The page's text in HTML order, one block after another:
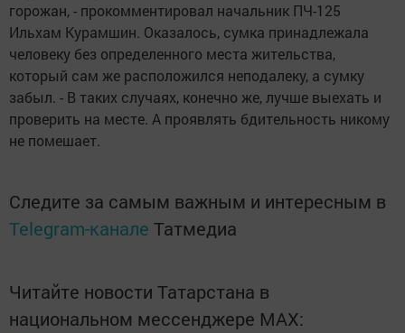
горожан, - прокомментировал начальник ПЧ-125
Ильхам Курамшин. Оказалось, сумка принадлежала
человеку без определенного места жительства,
который сам же расположился неподалеку, а сумку
забыл. - В таких случаях, конечно же, лучше выехать и
проверить на месте. А проявлять бдительность никому
не помешает.
Следите за самым важным и интересным в
Telegram-канале Татмедиа
Читайте новости Татарстана в
национальном мессенджере MАХ: